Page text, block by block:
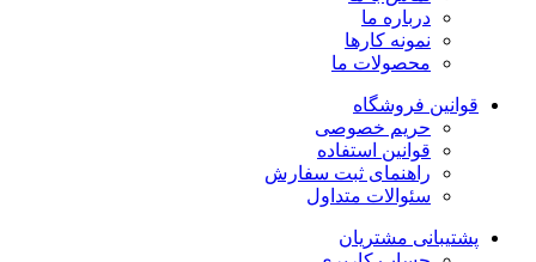
درباره ما
نمونه کارها
محصولات ما
قوانین فروشگاه
حریم خصوصی
قوانین استفاده
راهنمای ثبت سفارش
سئوالات متداول
پشتیبانی مشتریان